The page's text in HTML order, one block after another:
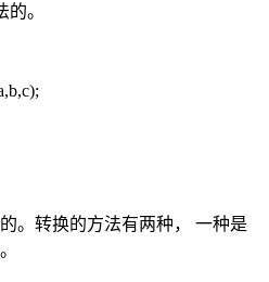
。
。转换的方法有两种， 一种是